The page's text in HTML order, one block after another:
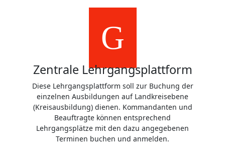
Zentrale Lehrgangsplattform
Diese Lehrgangsplattform soll zur Buchung der
einzelnen Ausbildungen auf Landkreisebene
(Kreisausbildung) dienen. Kommandanten und
Beauftragte können entsprechend
Lehrgangsplätze mit den dazu angegebenen
Terminen buchen und anmelden.